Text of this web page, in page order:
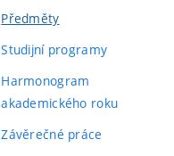
Předměty
Studijní programy
Harmonogram
akademického roku
Závěrečné práce